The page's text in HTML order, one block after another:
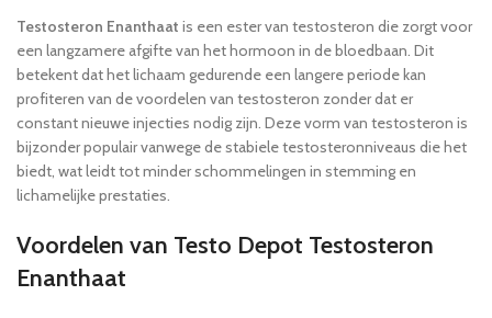
Testosteron Enanthaat is een ester van testosteron die zorgt voor
een langzamere afgifte van het hormoon in de bloedbaan. Dit
betekent dat het lichaam gedurende een langere periode kan
profiteren van de voordelen van testosteron zonder dat er
constant nieuwe injecties nodig zijn. Deze vorm van testosteron is
bijzonder populair vanwege de stabiele testosteronniveaus die het
biedt, wat leidt tot minder schommelingen in stemming en
lichamelijke prestaties.
Voordelen van Testo Depot Testosteron
Enanthaat